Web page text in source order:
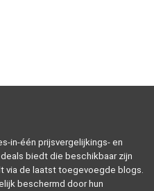
in-één prijsvergelijkings- en
biedt die beschikbaar zijn
via de laatst toegevoegde blogs.
beschermd door hun